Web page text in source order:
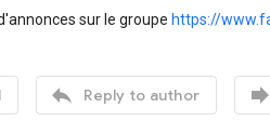
sur le groupe https://
 Reply to author 